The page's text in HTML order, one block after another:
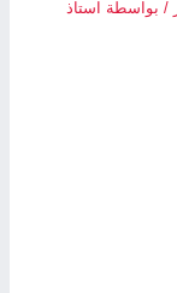
/ بواسطة
استاذ